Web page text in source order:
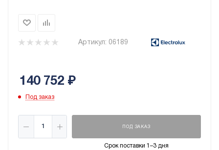
Артикул: 06189
140 752 ₽
Под заказ
ПОД ЗАКАЗ
Срок поставки 1–3 дня